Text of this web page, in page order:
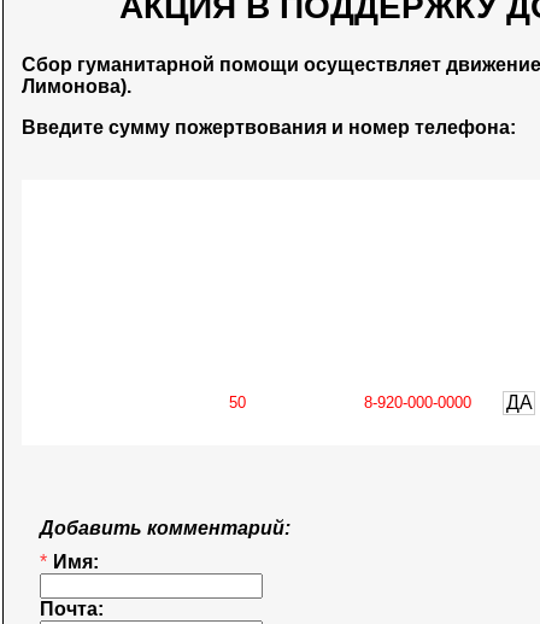
Сбор гуманитарной помощи осуществляет
Лимонова).
Введите сумму пожертвования и номер телефона:
ДА
Добавить комментарий:
* Имя:
Почта: